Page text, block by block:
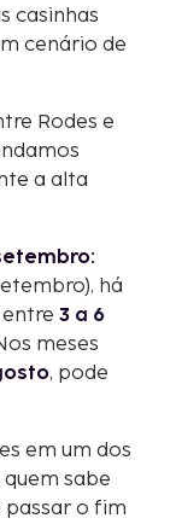
casinhas
cenário de
Rodes e
a alta
há
3 a 6
meses
, pode
em um dos
sabe
o fim